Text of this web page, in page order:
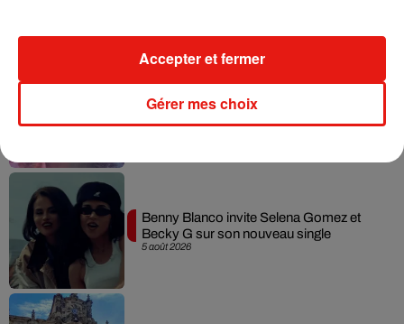
Musique
6 août 2026
Karol G dévoile la tracklist de son nouvel
album… avec des invités...
5 août 2026
Benny Blanco invite Selena Gomez et
Becky G sur son nouveau single
Gérer mes choix
Accepter et fermer